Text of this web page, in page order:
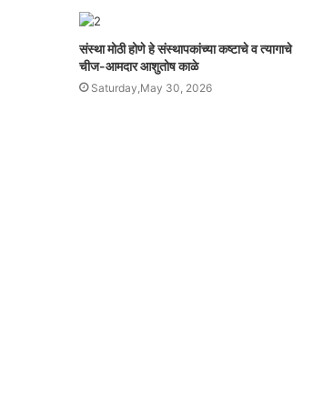
संस्था मोठी होणे हे संस्थापकांच्या कष्टाचे व त्यागाचे
चीज-आमदार आशुतोष काळे
Saturday,May 30, 2026